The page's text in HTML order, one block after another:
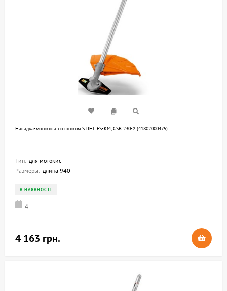
Насадка-мотокоса со штоком STIHL FS-KM, GSB 230-2 (41802000475)
Тип: для мотокис
Размеры: длина 940
В НАЯВНОСТІ
4
4 163 грн.